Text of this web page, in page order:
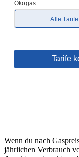
Wenn du nach
jährlichen Verbrauch